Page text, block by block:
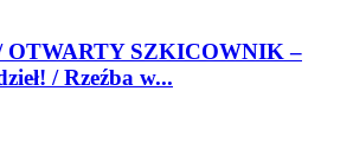
SZKICOWNIK –
/ Rzeźba w...